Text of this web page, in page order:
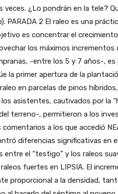
veces. ¿Lo pondrán en la tele?
PARADA 2 El raleo es una
es concentrar el
los máximos incrementos
-entre los 5 y 7 años-, es
la primer apertura de la
en parcelas de pinos
asistentes, cautivados por la
terreno-, permitieron a los
a los que accedió
diferencias significativas en
entre el “testigo” y los raleos
fuertes en LIPSIA. El
proporcional a la densidad,